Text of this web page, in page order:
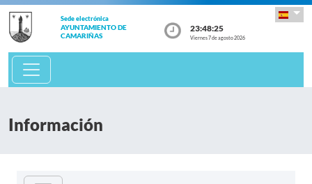
Sede electrónica
AYUNTAMIENTO DE
CAMARIÑAS
23:48:26
Viernes 7 de agosto 2026
Información